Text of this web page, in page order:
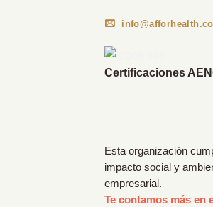
Certificaciones
Esta organización
impacto social y
empresarial.
Te contamos más en